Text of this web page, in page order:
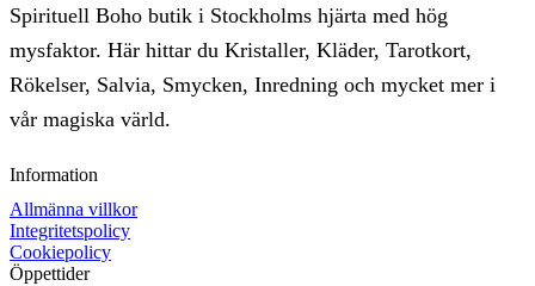
Spirituell Boho butik i Stockholms hjärta med hög
mysfaktor. Här hittar du Kristaller, Kläder, Tarotkort,
Rökelser, Salvia, Smycken, Inredning och mycket mer i
vår magiska värld.
Information
Allmänna villkor
Integritetspolicy
Cookiepolicy
Öppettider